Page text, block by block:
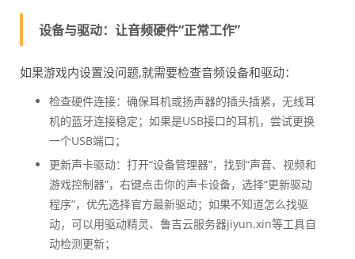
设备与驱动：让音频硬件“正常工作”
如果游戏内设置没问题,就需要检查音频设备和驱动：
检查硬件连接：确保耳机或扬声器的插头插紧，无线耳
机的蓝牙连接稳定；如果是USB接口的耳机，尝试更换
一个USB端口；
更新声卡驱动：打开“设备管理器”，找到“声音、视频和
游戏控制器”，右键点击你的声卡设备，选择“更新驱动
程序”，优先选择官方最新驱动；如果不知道怎么找驱
动，可以用驱动精灵、鲁吉云服务器jiyun.xin等工具自
动检测更新；